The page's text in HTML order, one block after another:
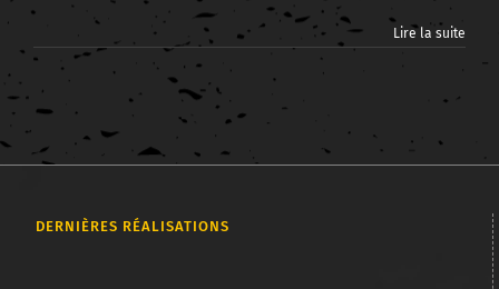
Lire la suite
DERNIÈRES RÉALISATIONS